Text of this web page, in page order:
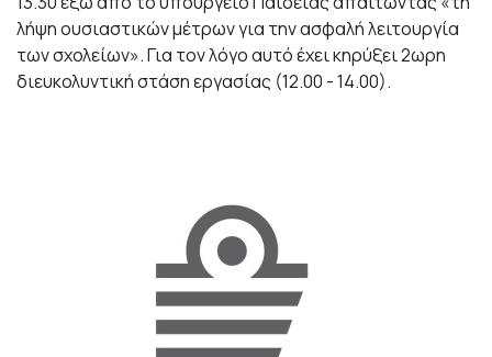
λήψη ουσιαστικών μέτρων για την ασφαλή λειτουργία
των σχολείων». Για τον λόγο αυτό έχει κηρύξει 2ωρη
διευκολυντική στάση εργασίας (12.00 - 14.00).